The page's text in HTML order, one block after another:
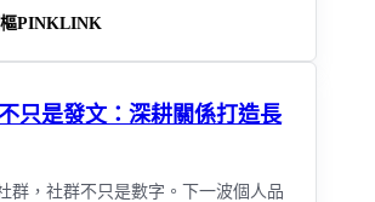
PINKLINK
只是發文：深耕關係打造長
群，社群不只是數字。下一波個人品